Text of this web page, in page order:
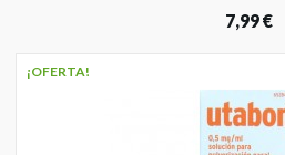
7,99 €
¡OFERTA!